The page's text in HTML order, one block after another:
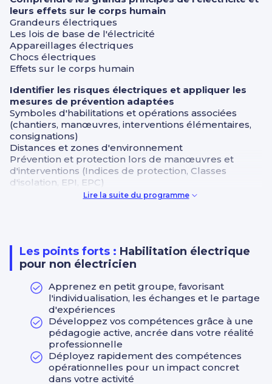
leurs effets sur le corps humain
Grandeurs électriques
Les lois de base de l'électricité
Appareillages électriques
Chocs électriques
Effets sur le corps humain
Identifier les risques électriques et appliquer les
mesures de prévention adaptées
Symboles d'habilitations et opérations associées
(chantiers, manœuvres, interventions élémentaires,
consignations)
Distances et zones d'environnement
Prévention et protection lors de manœuvres et
d'interventions (Indices de protection, Classes
d'isolation, EPI, EPC)
Consignation et déconsignation
Exercices pratiques : réarmement de disjoncteur,
remplacement d’éléments, manœuvres Utilisation
sécurisée des équipements sur platines
pédagogiques
Évaluation pratique des savoir-faire
Lire la suite du programme
Les points forts : Habilitation électrique
pour non électricien
Apprenez en petit groupe, favorisant
l'individualisation, les échanges et le partage
d'expériences
Développez vos compétences grâce à une
pédagogie active, ancrée dans votre réalité
professionnelle
Déployez rapidement des compétences
opérationnelles pour un impact concret
dans votre activité